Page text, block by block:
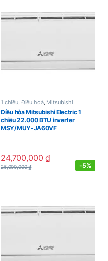
1 chiều, Điều hoà, Mitsubishi
Điều hòa Mitsubishi Electric 1
chiều 22.000 BTU inverter
MSY/MUY-JA60VF
24,700,000₫
26,000,000₫ -5%